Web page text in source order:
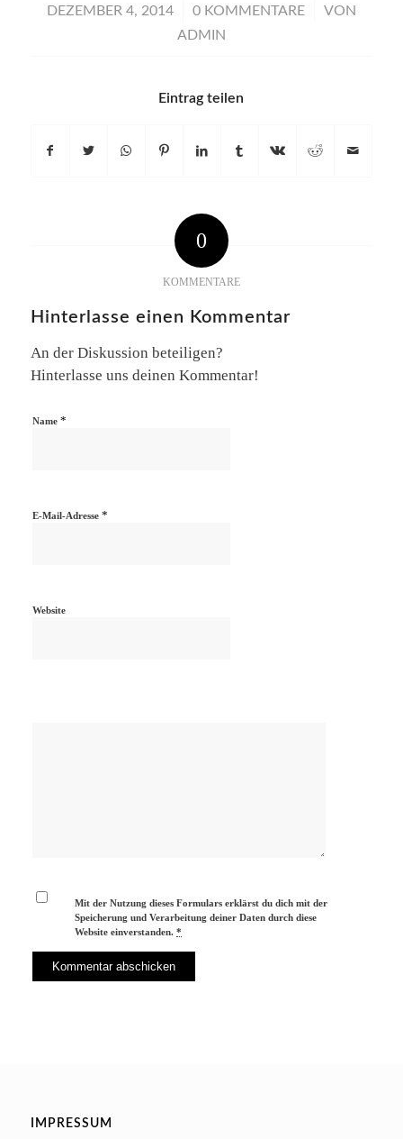
DEZEMBER 4, 2014
/ 0 KOMMENTARE
/
VON
ADMIN
Eintrag teilen
0
KOMMENTARE
Hinterlasse einen Kommentar
An der Diskussion beteiligen?
Hinterlasse uns deinen Kommentar!
Name *
E-Mail-Adresse *
Website
Mit der Nutzung dieses Formulars erklärst du dich mit der
Speicherung und Verarbeitung deiner Daten durch diese
Website einverstanden.*
IMPRESSUM